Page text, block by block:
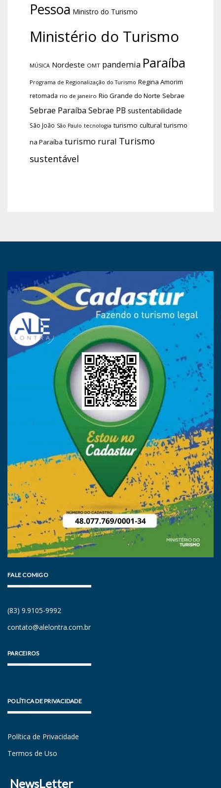
Pessoa Ministro do Turismo
Ministério do Turismo
MÚSICA Nordeste OMT pandemia Paraíba
Programa de Regionalização do Turismo Regina Amorim
retomada rio de janeiro Rio Grande do Norte Sebrae
Sebrae Paraíba Sebrae PB sustentabilidade
São João São Paulo tecnologia turismo cultural turismo
na Paraíba turismo rural Turismo
sustentável
FALE COMIGO
(83) 9.9105-9992
contato@alelontra.com.br
PARCEIROS
POLÍTICA DE PRIVACIDADE
Política de Privacidade
Termos de Uso
NewsLetter